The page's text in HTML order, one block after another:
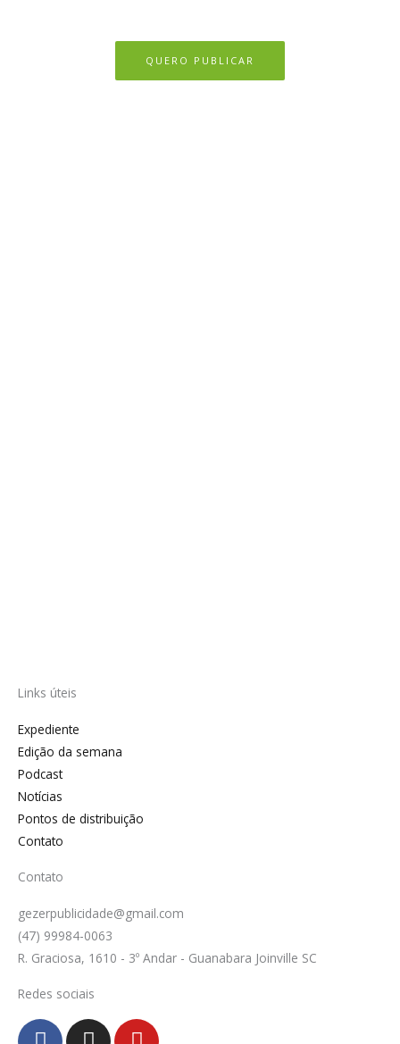
QUERO PUBLICAR
Links úteis
Expediente
Edição da semana
Podcast
Notícias
Pontos de distribuição
Contato
Contato
gezerpublicidade@gmail.com
(47) 99984-0063
R. Graciosa, 1610 - 3º Andar - Guanabara Joinville SC
Redes sociais
F I Y